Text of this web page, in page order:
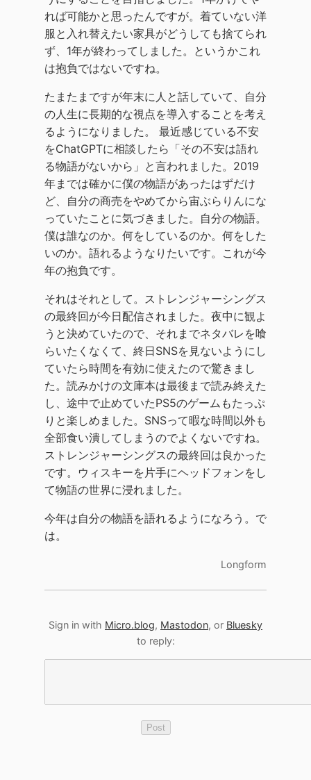
れば可能かと思ったんですが。着ていない洋
服と入れ替えたい家具がどうしても捨てられ
ず、1年が終わってしました。というかこれ
は抱負ではないですね。
たまたまですが年末に人と話していて、自分
の人生に長期的な視点を導入することを考え
るようになりました。 最近感じている不安
をChatGPTに相談したら「その不安は語れ
る物語がないから」と言われました。2019
年までは確かに僕の物語があったはずだけ
ど、自分の商売をやめてから宙ぶらりんにな
っていたことに気づきました。自分の物語。
僕は誰なのか。何をしているのか。何をした
いのか。語れるようなりたいです。これが今
年の抱負です。
それはそれとして。ストレンジャーシングス
の最終回が今日配信されました。夜中に観よ
うと決めていたので、それまでネタバレを喰
らいたくなくて、終日SNSを見ないようにし
ていたら時間を有効に使えたので驚きまし
た。読みかけの文庫本は最後まで読み終えた
し、途中で止めていたPS5のゲームもたっぷ
りと楽しめました。SNSって暇な時間以外も
全部食い潰してしまうのでよくないですね。
ストレンジャーシングスの最終回は良かった
です。ウィスキーを片手にヘッドフォンをし
て物語の世界に浸れました。
今年は自分の物語を語れるようになろう。で
は。
Longform
Sign in with Micro.blog, Mastodon, or Bluesky
to reply: